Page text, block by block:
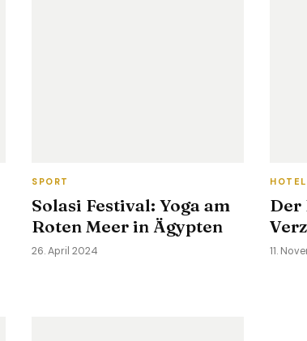
SPORT
Solasi Festival: Yoga am
Roten Meer in Ägypten
26. April 2024
Der
11.